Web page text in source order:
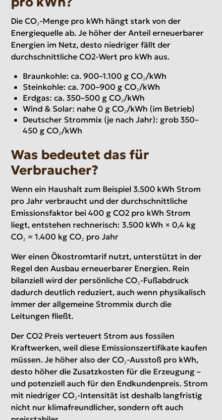
Die CO₂-Menge pro kWh hängt stark von der
Energiequelle ab. Je höher der Anteil erneuerbarer
Energien im Netz, desto niedriger fällt der
durchschnittliche CO2-Wert pro kWh aus.
Braunkohle: ca. 900–1.100 g CO₂/kWh
Steinkohle: ca. 700–900 g CO₂/kWh
Erdgas: ca. 350–500 g CO₂/kWh
Wind & Solar: nahe 0 g CO₂/kWh (im Betrieb)
Deutscher Strommix (je nach Jahr): grob 350–
450 g CO₂/kWh
Was bedeutet das für
Verbraucher?
Wenn ein Haushalt zum Beispiel 3.500 kWh Strom
pro Jahr verbraucht und der durchschnittliche
Emissionsfaktor bei 400 g CO2 pro kWh Strom
liegt, entstehen rechnerisch: 3.500 kWh × 0,4 kg
CO₂ = 1.400 kg CO₂ pro Jahr
Wer einen Ökostromtarif nutzt, unterstützt in der
Regel den Ausbau erneuerbarer Energien. Rein
bilanziell wird der persönliche CO₂-Fußabdruck
dadurch deutlich reduziert, auch wenn physikalisch
immer der allgemeine Strommix durch die
Leitungen fließt.
Der CO2 Preis verteuert Strom aus fossilen
Kraftwerken, weil diese Emissionszertifikate kaufen
müssen. Je höher also der CO₂-Ausstoß pro kWh,
desto höher die Zusatzkosten für die Erzeugung –
und potenziell auch für den Endkundenpreis. Strom
mit niedriger CO₂-Intensität ist deshalb langfristig
nicht nur klimafreundlicher, sondern oft auch